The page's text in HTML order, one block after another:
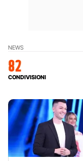
NEWS
82
CONDIVISIONI